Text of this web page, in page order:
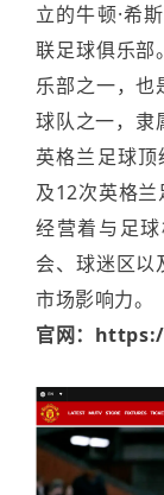
立的牛顿·希
联足球俱乐部
乐部之一，也
球队之一，隶
英格兰足球
及12次英格
经营着与足
会、球迷区以
市场影响力。
官网：